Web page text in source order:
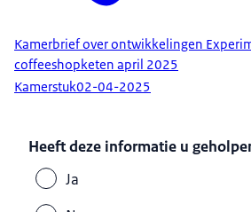
Kamerbrief over ontwikkelingen
coffeeshopketen april 2025
Kamerstuk02-04-2025
Heeft deze informatie u
Ja